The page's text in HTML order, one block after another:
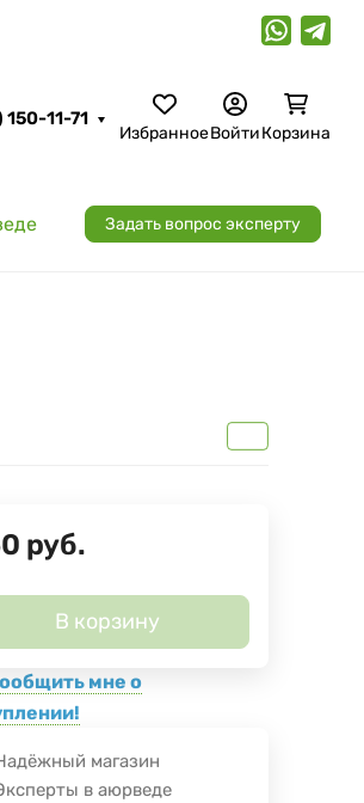
150-11-71
ИзбранноеВойтиКорзина
Задать вопрос эксперту
руб.
В корзину
мне о
магазин
в аюрведе